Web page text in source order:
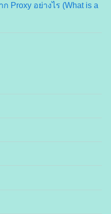
Proxy อย่างไร (What is a